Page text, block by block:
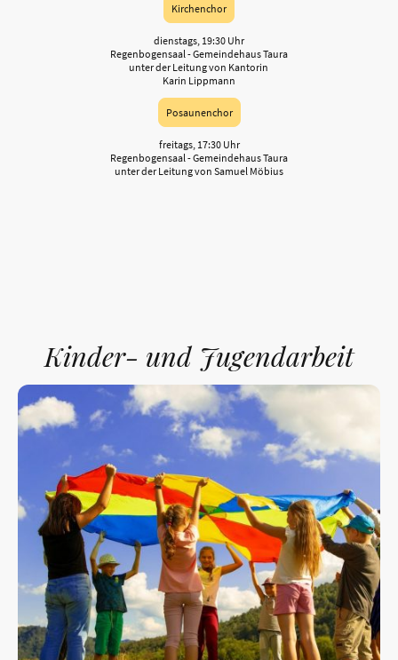
Kirchenchor
dienstags, 19:30 Uhr
Regenbogensaal - Gemeindehaus Taura
unter der Leitung von Kantorin
Karin Lippmann
Posaunenchor
freitags, 17:30 Uhr
Regenbogensaal - Gemeindehaus Taura
unter der Leitung von Samuel Möbius
Kinder- und Jugendarbeit